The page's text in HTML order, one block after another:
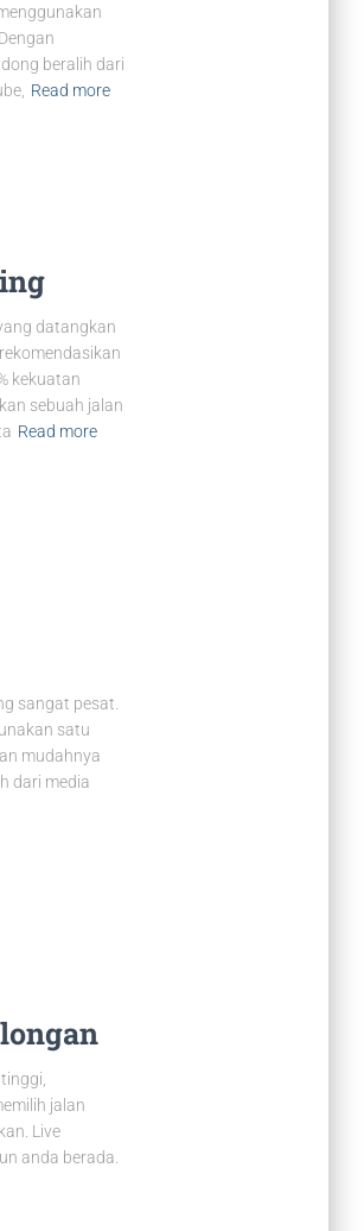
beralih dari
Read more
datangkan
kekuatan
sebuah jalan
Read more
sangat pesat.
satu
mudahnya
dari media
jalan
Live
anda berada.